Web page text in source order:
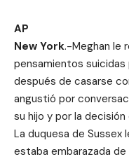
AP
New York.-Meghan le
pensamientos
después de casarse
angustió por
su hijo y por la
La duquesa de Sussex
estaba embarazada de